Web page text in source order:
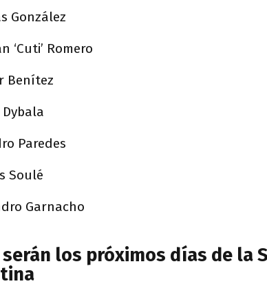
González
‘Cuti’ Romero
Benítez
Paredes
Soulé
Garnacho
serán los próximos días de la